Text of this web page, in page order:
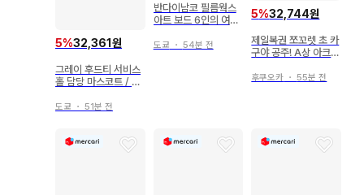
5%32,361원
그레이 후드티 서비스
홀 담당 마스코트 / 치
토랑 치이카와 토끼
도쿄 ・ 51분 전
반다이남코 필름웍스
아트 보드 6인의 여성
도쿄 ・ 54분 전
5%32,744원
제일복권 쪼꼬렛 초 카
구야 공주! A상 아크릴
후쿠오카 ・55분 전